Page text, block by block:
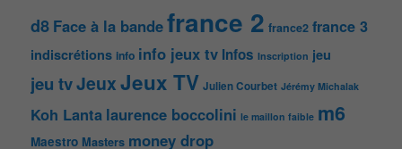
d8 Face à la bandefrance 2 france2 france 3
indiscrétions info info jeux tv Infos Inscription jeu
jeu tvJeuxJeux TV Julien Courbet Jérémy Michalak
Koh Lanta laurence boccolini le maillon faible m6
Maestro Masters money drop